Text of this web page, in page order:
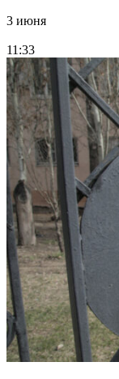
3 июня
11:33